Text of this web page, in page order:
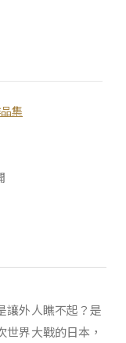
集
讓外人瞧不起？是
界大戰的日本，